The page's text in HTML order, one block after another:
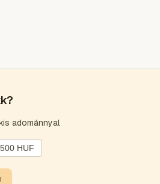
adománnyal
HUF